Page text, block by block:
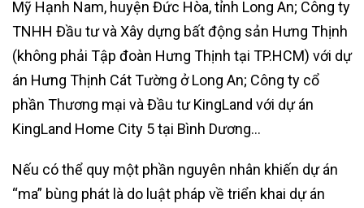
Mỹ Hạnh Nam, huyện Đức Hòa, tỉnh Long An; Công ty
TNHH Đầu tư và Xây dựng bất động sản Hưng Thịnh
(không phải Tập đoàn Hưng Thịnh tại TP.HCM) với dự
án Hưng Thịnh Cát Tường ở Long An; Công ty cổ
phần Thương mại và Đầu tư KingLand với dự án
KingLand Home City 5 tại Bình Dương…
Nếu có thể quy một phần nguyên nhân khiến dự án
“ma” bùng phát là do luật pháp về triển khai dự án